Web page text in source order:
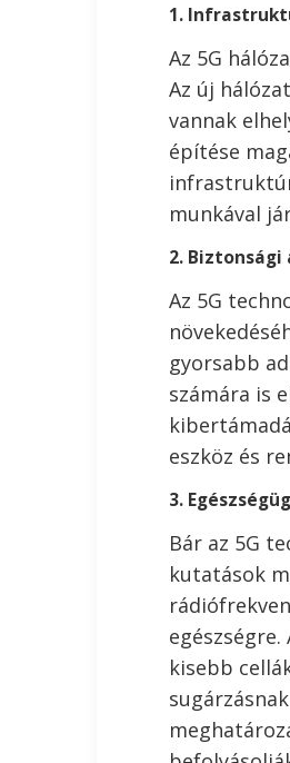
1.
Az 5G
Az új
vannak
építése
munkával
2. Biztonsági
Az 5G
gyorsabb
számára is
eszköz és
3.
Bár az 5G
kutatások
kisebb